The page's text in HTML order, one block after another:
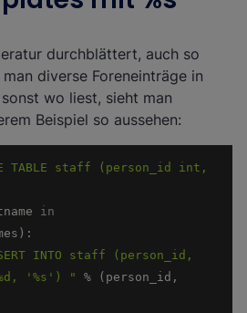
durchblättert, auch so
diverse Foreneinträge in
wo liest, sieht man
Beispiel so aussehen:
TABLE staff (person_id int,
in
INTO staff (person_id,
'%s') "
% (person_id,